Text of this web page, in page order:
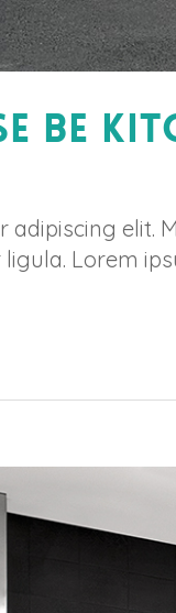
Be
elit.
Lorem